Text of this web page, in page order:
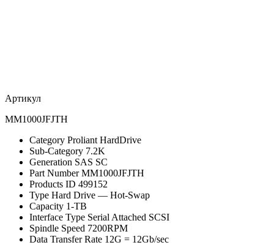
Артикул
MM1000JFJTH
Category Proliant HardDrive
Sub-Category 7.2K
Generation SAS SC
Part Number MM1000JFJTH
Products ID 499152
Type Hard Drive — Hot-Swap
Capacity 1-TB
Interface Type Serial Attached SCSI
Spindle Speed 7200RPM
Data Transfer Rate 12G = 12Gb/sec